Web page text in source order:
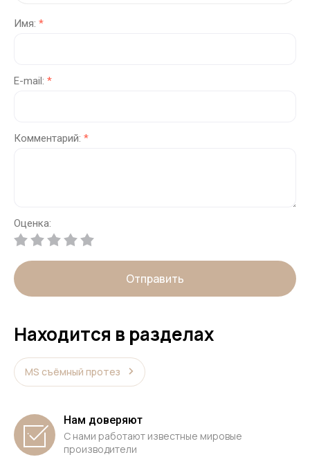
Имя: *
E-mail: *
Комментарий: *
Оценка:
Отправить
Находится в разделах
MS cъёмный протез
Нам доверяют
С нами работают известные мировые
производители